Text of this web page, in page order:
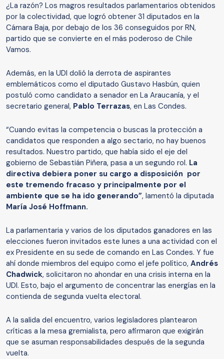
¿La razón? Los magros resultados parlamentarios obtenidos
por la colectividad, que logró obtener 31 diputados en la
Cámara Baja, por debajo de los 36 conseguidos por RN,
partido que se convierte en el más poderoso de Chile
Vamos.
Además, en la UDI dolió la derrota de aspirantes
emblemáticos como el diputado Gustavo Hasbún, quien
postuló como candidato a senador en La Araucanía, y el
secretario general, Pablo Terrazas, en Las Condes.
“Cuando evitas la competencia o buscas la protección a
candidatos que responden a algo sectario, no hay buenos
resultados. Nuestro partido, que había sido el eje del
gobierno de Sebastián Piñera, pasa a un segundo rol. La
directiva debiera poner su cargo a disposición por
este tremendo fracaso y principalmente por el
ambiente que se ha ido generando”, lamentó la diputada
María José Hoffmann.
La parlamentaria y varios de los diputados ganadores en las
elecciones fueron invitados este lunes a una actividad con el
ex Presidente en su sede de comando en Las Condes. Y fue
ahí donde miembros del equipo como el jefe político, Andrés
Chadwick, solicitaron no ahondar en una crisis interna en la
UDI. Esto, bajo el argumento de concentrar las energías en la
contienda de segunda vuelta electoral.
A la salida del encuentro, varios legisladores plantearon
críticas a la mesa gremialista, pero afirmaron que exigirán
que se asuman responsabilidades después de la segunda
vuelta.